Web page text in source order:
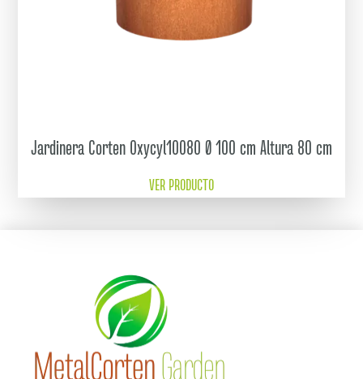
Jardinera Corten Oxycyl10080 Ø 100 cm Altura 80 cm
VER PRODUCTO